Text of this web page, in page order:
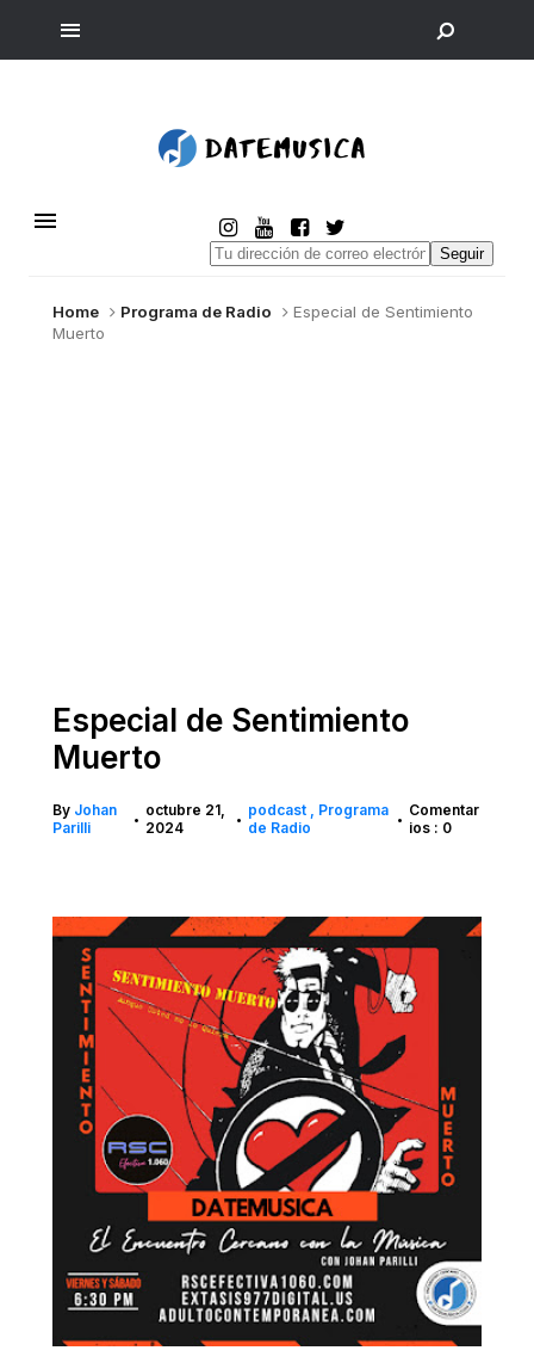
Seguir
Home Programa de Radio
Especial de Sentimiento
Muerto
Especial de Sentimiento
Muerto
By Johan
Parilli
• octubre 21,
2024
• podcast
Programa
de Radio
• Comentar
ios : 0